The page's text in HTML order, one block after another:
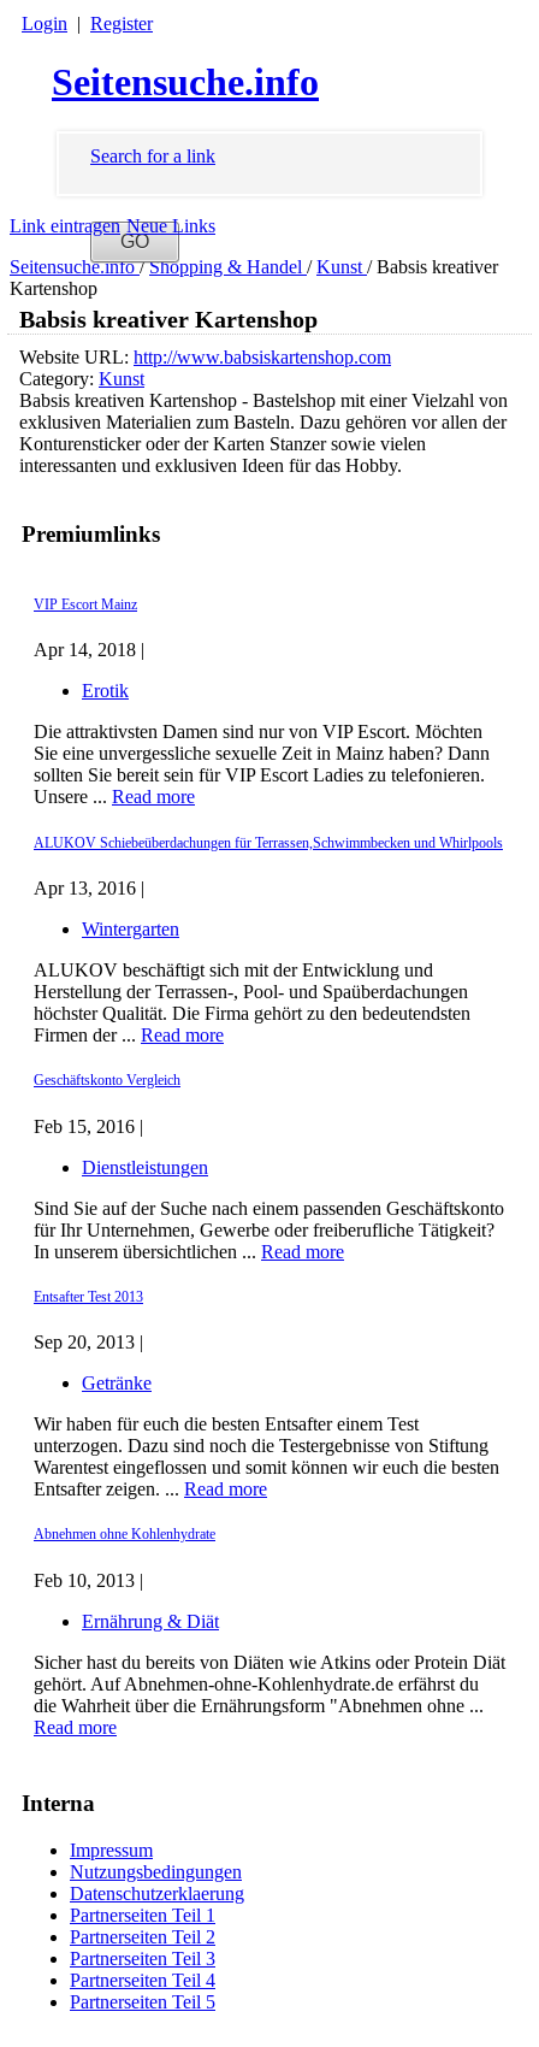
Login | Register
Seitensuche.info
Search for a link
Link eintragen Neue Links
Seitensuche.info/ Shopping & Handel / Kunst/ Babsis kreativer
Kartenshop
Premiumlinks
VIP Escort Mainz
Apr 14, 2018 |
Erotik
Die attraktivsten Damen sind nur von VIP Escort. Möchten
Sie eine unvergessliche sexuelle Zeit in Mainz haben? Dann
sollten Sie bereit sein für VIP Escort Ladies zu telefonieren.
Unsere ... Read more
ALUKOV Schiebeüberdachungen für Terrassen,Schwimmbecken und Whirlpools
Apr 13, 2016 |
Wintergarten
ALUKOV beschäftigt sich mit der Entwicklung und
Herstellung der Terrassen-, Pool- und Spaüberdachungen
höchster Qualität. Die Firma gehört zu den bedeutendsten
Firmen der ... Read more
Geschäftskonto Vergleich
Feb 15, 2016 |
Dienstleistungen
Sind Sie auf der Suche nach einem passenden Geschäftskonto
für Ihr Unternehmen, Gewerbe oder freiberufliche Tätigkeit?
In unserem übersichtlichen ... Read more
Entsafter Test 2013
Sep 20, 2013 |
Getränke
Wir haben für euch die besten Entsafter einem Test
unterzogen. Dazu sind noch die Testergebnisse von Stiftung
Warentest eingeflossen und somit können wir euch die besten
Entsafter zeigen. ... Read more
Abnehmen ohne Kohlenhydrate
Feb 10, 2013 |
Ernährung & Diät
Sicher hast du bereits von Diäten wie Atkins oder Protein Diät
gehört. Auf Abnehmen-ohne-Kohlenhydrate.de erfährst du
die Wahrheit über die Ernährungsform "Abnehmen ohne ...
Read more
Interna
Impressum
Nutzungsbedingungen
Datenschutzerklaerung
Partnerseiten Teil 1
Partnerseiten Teil 2
Partnerseiten Teil 3
Partnerseiten Teil 4
Partnerseiten Teil 5
Babsis kreativer Kartenshop
Website URL: http://www.babsiskartenshop.com
Category: Kunst
Babsis kreativen Kartenshop - Bastelshop mit einer Vielzahl von
exklusiven Materialien zum Basteln. Dazu gehören vor allen der
Konturensticker oder der Karten Stanzer sowie vielen
interessanten und exklusiven Ideen für das Hobby.